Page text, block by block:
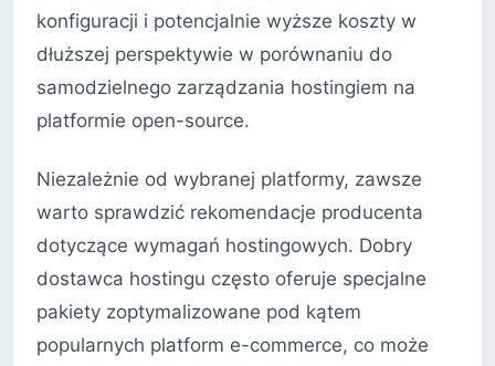
konfiguracji i potencjalnie wyższe koszty w
dłuższej perspektywie w porównaniu do
samodzielnego zarządzania hostingiem na
platformie open-source.
Niezależnie od wybranej platformy, zawsze
warto sprawdzić rekomendacje producenta
dotyczące wymagań hostingowych. Dobry
dostawca hostingu często oferuje specjalne
pakiety zoptymalizowane pod kątem
popularnych platform e-commerce, co może